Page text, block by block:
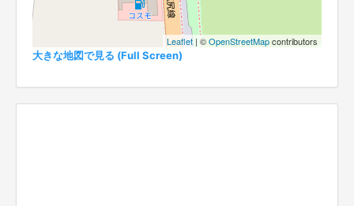
Leaflet | ©OpenStreetMapcontributors
大きな地図で見る (Full Screen)